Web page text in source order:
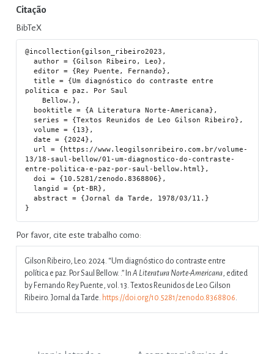
Citação
BibTeX
@incollection{gilson_ribeiro2023,
  author = {Gilson Ribeiro, Leo},
  editor = {Rey Puente, Fernando},
  title = {Um diagnóstico do contraste entre
política e paz. Por Saul
  volume = {13},
  date = {2024},
13/18-saul-bellow/01-um-diagnostico-do-contraste-
entre-politica-e-paz-por-saul-bellow.html},
  doi = {10.5281/zenodo.8368806},
  abstract = {Jornal da Tarde, 1978/03/11.}
Por favor, cite este trabalho como:
Gilson Ribeiro, Leo. 2024. “Um diagnóstico do contraste entre
política e paz. Por Saul Bellow. .” InA Literatura Norte-Americana, edited
by Fernando Rey Puente, vol. 13. Textos Reunidos de Leo Gilson
Ribeiro. Jornal da Tarde. https://doi.org/10.5281/zenodo.8368806